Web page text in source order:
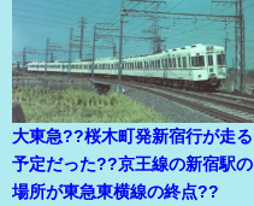
大東急??桜木町発新宿行が走る
予定だった??京王線の新宿駅の
場所が東急東横線の終点??